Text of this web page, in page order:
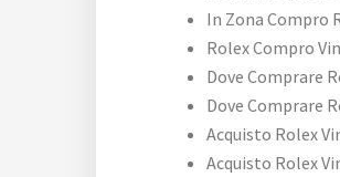
In Zona Compro
Rolex Compro
Dove Comprare
Dove Comprare
Acquisto Rolex
Acquisto Rolex